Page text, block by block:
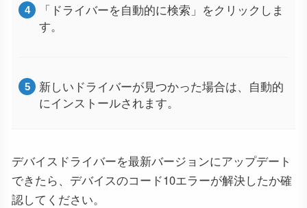
「ドライバーを自動的に検索」をクリックしま
す。
新しいドライバーが見つかった場合は、自動的
にインストールされます。
デバイスドライバーを最新バージョンにアップデート
できたら、デバイスのコード10エラーが解決したか確
認してください。